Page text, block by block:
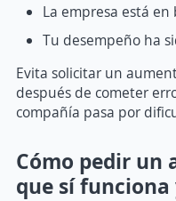
La empresa está
Tu desempeño ha
Evita solicitar un
después de cometer
compañía pasa por
Cómo pedir un
que sí funciona